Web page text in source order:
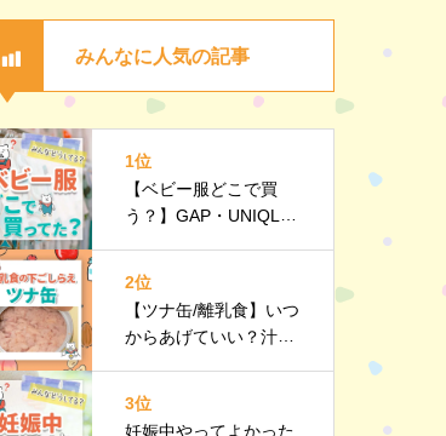
みんなに人気の記事
1位
【ベビー服どこで買
う？】GAP・UNIQL
2位
【ツナ缶/離乳食】いつ
からあげていい？汁
のポイントなど詳しく
3位
妊娠中やってよかった